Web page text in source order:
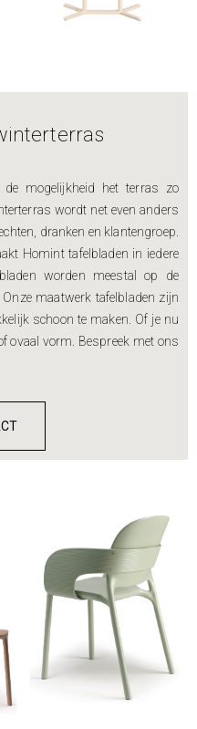
mogelijkheid het terras zo
wordt net even anders
dranken en klantengroep.
Homint tafelbladen in iedere
worden meestal op de
maatwerk tafelbladen zijn
schoon te maken. Of je nu
ovaal vorm. Bespreek met ons